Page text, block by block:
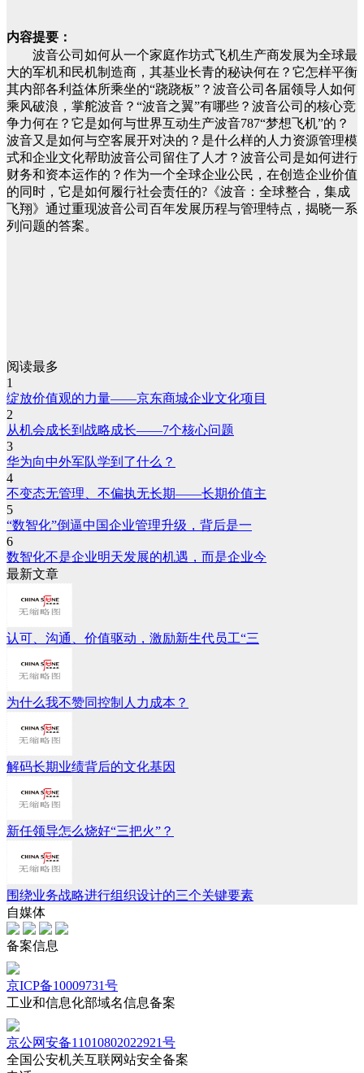
内容提要：
波音公司如何从一个家庭作坊式飞机生产商发展为全球最
大的军机和民机制造商，其基业长青的秘诀何在？它怎样平衡
其内部各利益体所乘坐的“跷跷板”？波音公司各届领导人如何
乘风破浪，掌舵波音？“波音之翼”有哪些？波音公司的核心竞
争力何在？它是如何与世界互动生产波音787“梦想飞机”的？
波音又是如何与空客展开对决的？是什么样的人力资源管理模
式和企业文化帮助波音公司留住了人才？波音公司是如何进行
财务和资本运作的？作为一个全球企业公民，在创造企业价值
的同时，它是如何履行社会责任的?《波音：全球整合，集成
飞翔》通过重现波音公司百年发展历程与管理特点，揭晓一系
列问题的答案。
阅读最多
1
绽放价值观的力量——京东商城企业文化项目
2
从机会成长到战略成长——7个核心问题
3
华为向中外军队学到了什么？
4
不变态无管理、不偏执无长期——长期价值主
5
“数智化”倒逼中国企业管理升级，背后是一
6
数智化不是企业明天发展的机遇，而是企业今
最新文章
认可、沟通、价值驱动，激励新生代员工“三
为什么我不赞同控制人力成本？
解码长期业绩背后的文化基因
新任领导怎么烧好“三把火”？
围绕业务战略进行组织设计的三个关键要素
自媒体
备案信息
京ICP备10009731号
工业和信息化部域名信息备案
京公网安备11010802022921号
全国公安机关互联网站安全备案